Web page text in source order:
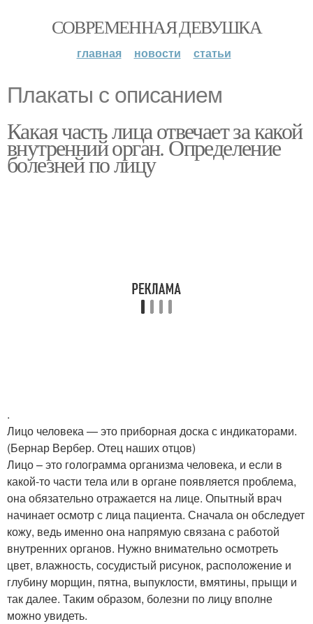
СОВРЕМЕННАЯ ДЕВУШКА
главная новости статьи
Плакаты с описанием
Какая часть лица отвечает за какой
внутренний орган. Определение
болезней по лицу
.
Лицо человека — это приборная доска с индикаторами.
(Бернар Вербер. Отец наших отцов)
Лицо – это голограмма организма человека, и если в
какой-то части тела или в органе появляется проблема,
она обязательно отражается на лице. Опытный врач
начинает осмотр с лица пациента. Сначала он обследует
кожу, ведь именно она напрямую связана с работой
внутренних органов. Нужно внимательно осмотреть
цвет, влажность, сосудистый рисунок, расположение и
глубину морщин, пятна, выпуклости, вмятины, прыщи и
так далее. Таким образом, болезни по лицу вполне
можно увидеть.